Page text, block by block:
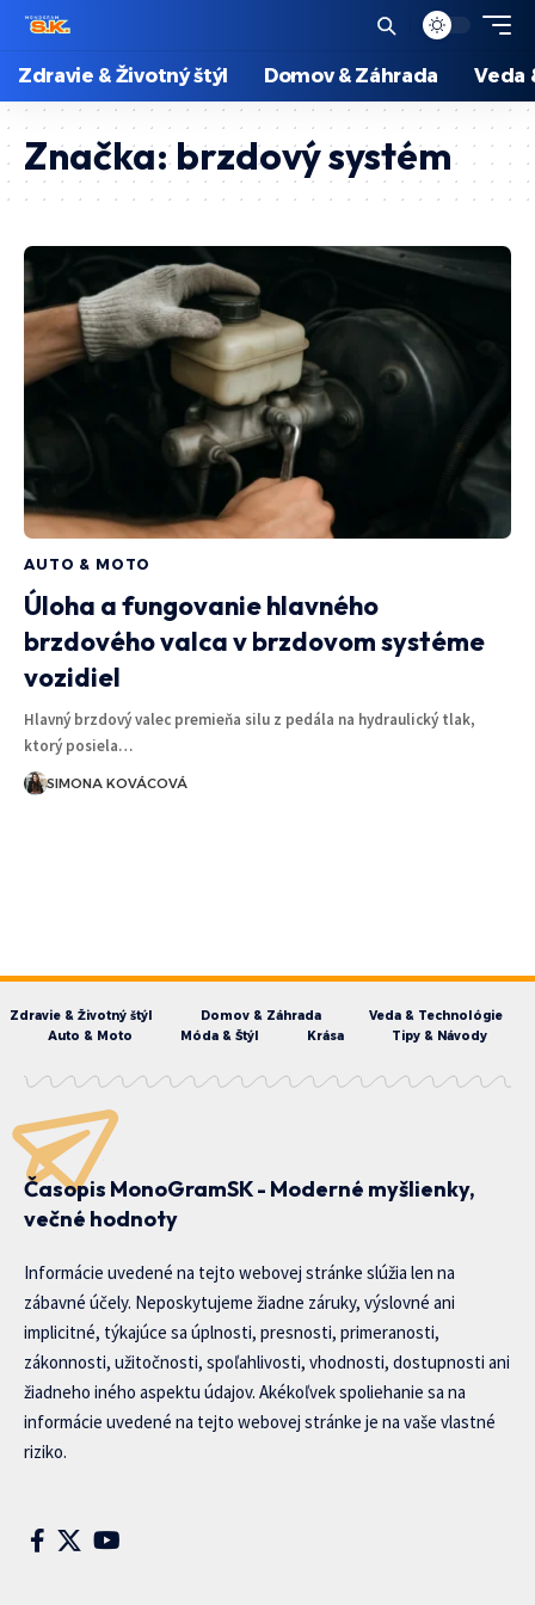
Zdravie & Životný štýl Domov & Záhrada Veda
Značka:brzdový systém
AUTO & MOTO
Úloha a fungovanie hlavného
brzdového valca v brzdovom systéme
vozidiel
Hlavný brzdový valec premieňa silu z pedála na hydraulický tlak,
ktorý posiela…
SIMONA KOVÁCOVÁ
Zdravie & Životný štýl Domov & Záhrada
Veda & Technológie
Auto & Moto
Móda & Štýl Krása Tipy & Návody
Časopis MonoGramSK - Moderné myšlienky,
večné hodnoty
Informácie uvedené na tejto webovej stránke slúžia len na
zábavné účely. Neposkytujeme žiadne záruky, výslovné ani
implicitné, týkajúce sa úplnosti, presnosti, primeranosti,
zákonnosti, užitočnosti, spoľahlivosti, vhodnosti, dostupnosti ani
žiadneho iného aspektu údajov. Akékoľvek spoliehanie sa na
informácie uvedené na tejto webovej stránke je na vaše vlastné
riziko.